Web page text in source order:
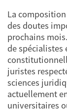
La
des doutes
prochains
de spécialistes
juristes
sciences
actuellement
universitaires